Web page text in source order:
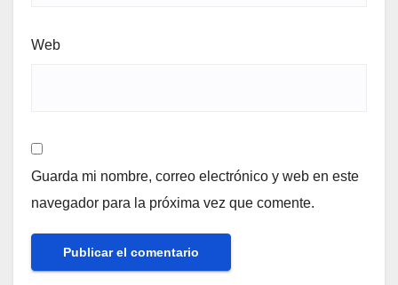
Web
Guarda mi nombre, correo electrónico y web en este
navegador para la próxima vez que comente.